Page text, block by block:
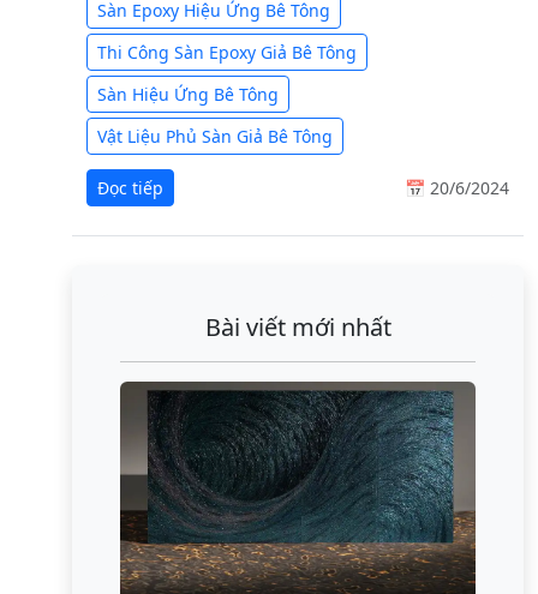
Sàn Epoxy Hiệu Ứng Bê Tông
Thi Công Sàn Epoxy Giả Bê Tông
Sàn Hiệu Ứng Bê Tông
Vật Liệu Phủ Sàn Giả Bê Tông
Đọc tiếp 📅 20/6/2024
Bài viết mới nhất